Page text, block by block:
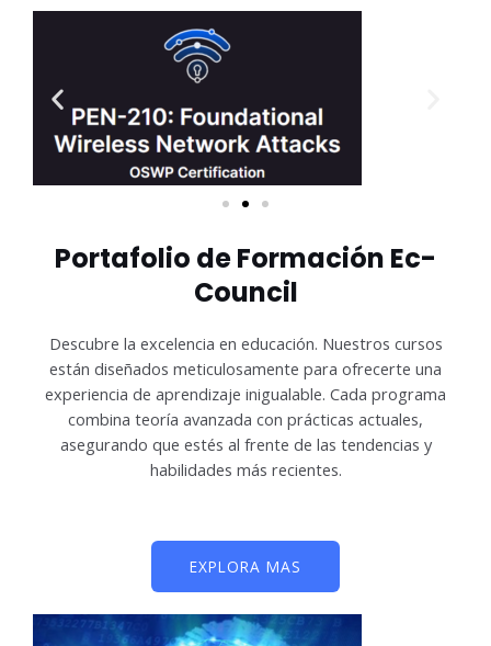
Portafolio de Formación Ec-
Council
Descubre la excelencia en educación. Nuestros cursos
están diseñados meticulosamente para ofrecerte una
experiencia de aprendizaje inigualable. Cada programa
combina teoría avanzada con prácticas actuales,
asegurando que estés al frente de las tendencias y
habilidades más recientes.
EXPLORA MAS